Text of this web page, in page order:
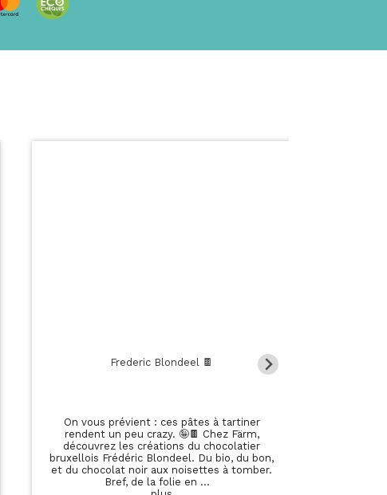
Frederic Blondeel 🍫
On vous prévient : ces pâtes à tartiner
rendent un peu crazy. 🤪🍫 Chez Färm,
découvrez les créations du chocolatier
bruxellois Frédéric Blondeel. Du bio, du bon,
et du chocolat noir aux noisettes à tomber.
Bref, de la folie en ...